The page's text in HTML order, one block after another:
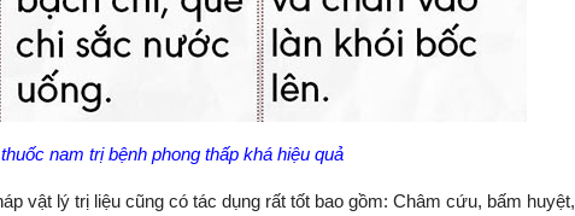
nam trị bệnh phong thấp khá hiệu quả
vật lý trị liệu cũng có tác dụng rất tốt bao gồm: Châm cứu, bấm huyệt,